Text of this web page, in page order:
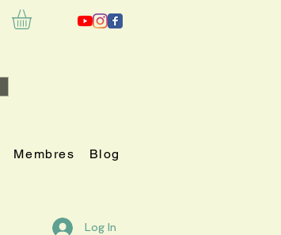
Membres Blog
Log In